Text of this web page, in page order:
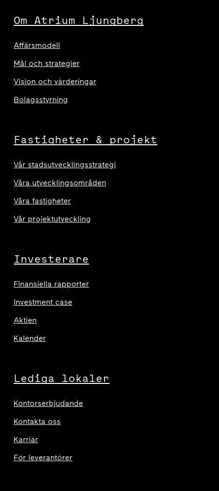
Om Atrium Ljungberg
Affärsmodell
Mål och strategier
Vision och värderingar
Bolagsstyrning
Fastigheter & projekt
Vår stadsutvecklingsstrategi
Våra utvecklingsområden
Våra fastigheter
Vår projektutveckling
Investerare
Finansiella rapporter
Investment case
Aktien
Kalender
Lediga lokaler
Kontorserbjudande
Kontakta oss
Karriär
För leverantörer